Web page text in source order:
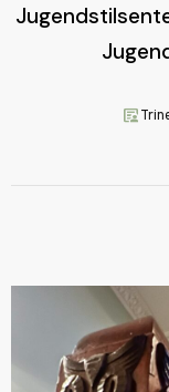
article_person